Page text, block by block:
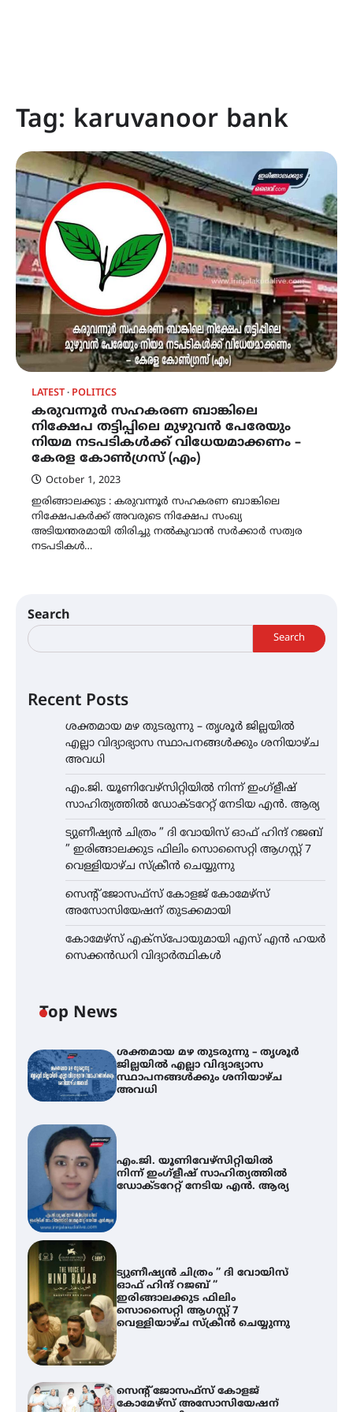
Tag: karuvanoor bank
LATEST POLITICS
കരുവന്നൂർ സഹകരണ ബാങ്കിലെ
നിക്ഷേപ തട്ടിപ്പിലെ മുഴുവൻ പേരേയും
നിയമ നടപടികൾക്ക് വിധേയമാക്കണം –
കേരള കോൺഗ്രസ് (എം)
October 1, 2023
ഇരിങ്ങാലക്കുട : കരുവന്നൂർ സഹകരണ ബാങ്കിലെ
നിക്ഷേപകർക്ക് അവരുടെ നിക്ഷേപ സംഖ്യ
അടിയന്തരമായി തിരിച്ചു നൽകുവാൻ സർക്കാർ സത്വര
നടപടികൾ…
Search
Search
Recent Posts
ശക്തമായ മഴ തുടരുന്നു – തൃശൂർ ജില്ലയിൽ
എല്ലാ വിദ്യാഭ്യാസ സ്ഥാപനങ്ങൾക്കും ശനിയാഴ്ച
അവധി
എം.ജി. യൂണിവേഴ്‌സിറ്റിയിൽ നിന്ന് ഇംഗ്ളീഷ്
സാഹിത്യത്തിൽ ഡോക്ടറേറ്റ് നേടിയ എൻ. ആര്യ
ട്യുണീഷ്യൻ ചിത്രം ” ദി വോയിസ് ഓഫ് ഹിന്ദ് റജബ്
” ഇരിങ്ങാലക്കുട ഫിലിം സൊസൈറ്റി ആഗസ്റ്റ് 7
വെള്ളിയാഴ്ച സ്‌ക്രീൻ ചെയ്യുന്നു
സെന്റ് ജോസഫ്സ് കോളജ് കോമേഴ്‌സ്
അസോസിയേഷന് തുടക്കമായി
കോമേഴ്സ് എക്സ്പോയുമായി എസ് എൻ ഹയർ
സെക്കൻഡറി വിദ്യാർത്ഥികൾ
Top News
ശക്തമായ മഴ തുടരുന്നു – തൃശൂർ
ജില്ലയിൽ എല്ലാ വിദ്യാഭ്യാസ
സ്ഥാപനങ്ങൾക്കും ശനിയാഴ്ച
അവധി
എം.ജി. യൂണിവേഴ്‌സിറ്റിയിൽ
നിന്ന് ഇംഗ്ളീഷ് സാഹിത്യത്തിൽ
ഡോക്ടറേറ്റ് നേടിയ എൻ. ആര്യ
ട്യുണീഷ്യൻ ചിത്രം ” ദി വോയിസ്
ഓഫ് ഹിന്ദ് റജബ് ”
ഇരിങ്ങാലക്കുട ഫിലിം
സൊസൈറ്റി ആഗസ്റ്റ് 7
വെള്ളിയാഴ്ച സ്‌ക്രീൻ ചെയ്യുന്നു
സെന്റ് ജോസഫ്സ് കോളജ്
കോമേഴ്‌സ് അസോസിയേഷന്